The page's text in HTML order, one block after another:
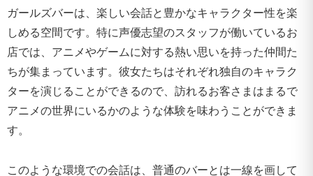
ガールズバーは、楽しい会話と豊かなキャラクター性を楽
しめる空間です。特に声優志望のスタッフが働いているお
店では、アニメやゲームに対する熱い思いを持った仲間た
ちが集まっています。彼女たちはそれぞれ独自のキャラク
ターを演じることができるので、訪れるお客さまはまるで
アニメの世界にいるかのような体験を味わうことができま
す。
このような環境での会話は、普通のバーとは一線を画して